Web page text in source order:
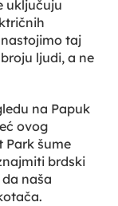
uključuju
taj
ljudi, a ne
na Papuk
ovog
Park šume
brdski
naša